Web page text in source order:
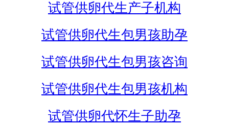
试管供卵代生产子机构
试管供卵代生包男孩助孕
试管供卵代生包男孩咨询
试管供卵代生包男孩机构
试管供卵代怀生子助孕